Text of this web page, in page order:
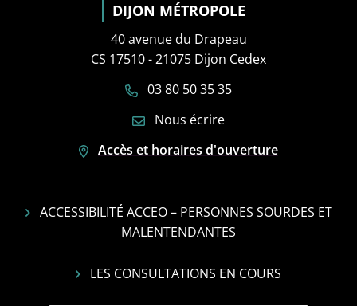
DIJON MÉTROPOLE
40 avenue du Drapeau
CS 17510 - 21075 Dijon Cedex
03 80 50 35 35
Nous écrire
Accès et horaires d'ouverture
ACCESSIBILITÉ ACCEO – PERSONNES SOURDES ET
MALENTENDANTES
LES CONSULTATIONS EN COURS